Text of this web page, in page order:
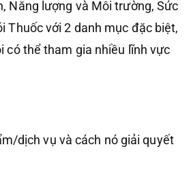
Năng lượng và Môi trường, Sức
Thuốc với 2 danh mục đặc biệt,
có thể tham gia nhiều lĩnh vực
dịch vụ và cách nó giải quyết